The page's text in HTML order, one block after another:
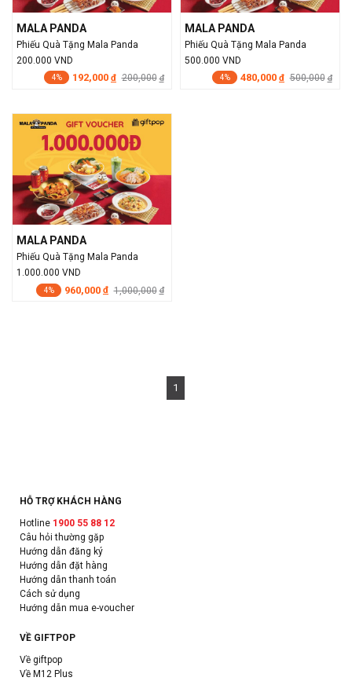
MALA PANDA
Phiếu Quà Tặng Mala Panda
200.000 VND
4% 192,000 đ 200,000 đ
MALA PANDA
Phiếu Quà Tặng Mala Panda
500.000 VND
4% 480,000 đ 500,000 đ
MALA PANDA
Phiếu Quà Tặng Mala Panda
1.000.000 VND
4% 960,000 đ 1,000,000 đ
1
HỖ TRỢ KHÁCH HÀNG
Hotline 1900 55 88 12
Câu hỏi thường gặp
Hướng dẫn đăng ký
Hướng dẫn đặt hàng
Hướng dẫn thanh toán
Cách sử dụng
Hướng dẫn mua e-voucher
VỀ GIFTPOP
Về giftpop
Về M12 Plus